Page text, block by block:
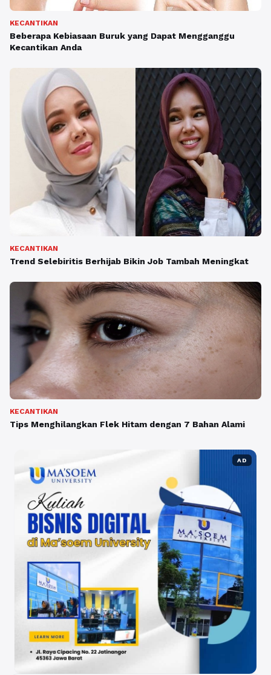
KECANTIKAN
Beberapa Kebiasaan Buruk yang Dapat Mengganggu
Kecantikan Anda
KECANTIKAN
Trend Selebiritis Berhijab Bikin Job Tambah Meningkat
KECANTIKAN
Tips Menghilangkan Flek Hitam dengan 7 Bahan Alami
AD